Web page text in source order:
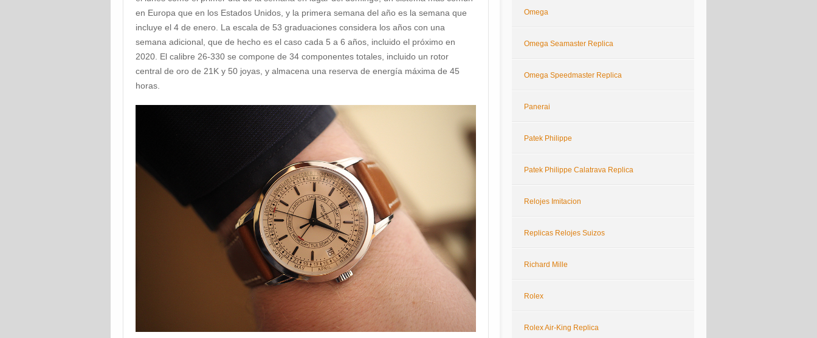
en Europa que en los Estados Unidos, y la primera semana del año es la semana que
incluye el 4 de enero. La escala de 53 graduaciones considera los años con una
semana adicional, que de hecho es el caso cada 5 a 6 años, incluido el próximo en
2020. El calibre 26-330 se compone de 34 componentes totales, incluido un rotor
central de oro de 21K y 50 joyas, y almacena una reserva de energía máxima de 45
horas.
Omega
Omega Seamaster Replica
Omega Speedmaster Replica
Panerai
Patek Philippe
Patek Philippe Calatrava Replica
Relojes Imitacion
Replicas Relojes Suizos
Richard Mille
Rolex
Rolex Air-King Replica